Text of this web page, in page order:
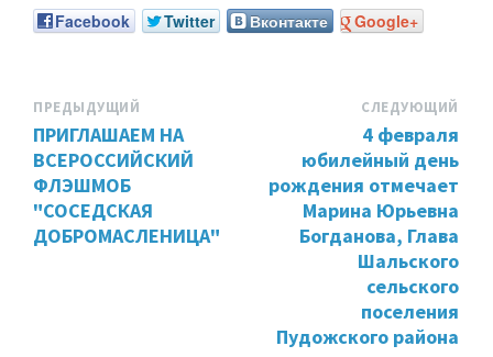
Facebook Twitter Вконтакте Google+
ПРЕДЫДУЩИЙ
ПРИГЛАШАЕМ НА
ВСЕРОССИЙСКИЙ
ФЛЭШМОБ
"СОСЕДСКАЯ
ДОБРОМАСЛЕНИЦА"
СЛЕДУЮЩИЙ
4 февраля
юбилейный день
рождения отмечает
Марина Юрьевна
Богданова, Глава
Шальского
сельского
поселения
Пудожского района